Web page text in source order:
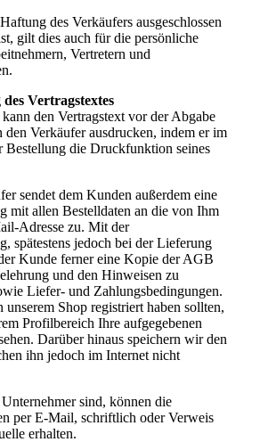
des Verkäufers ausgeschlossen
gilt dies auch für die persönliche
Vertretern und
des Vertragstextes
den Vertragstext vor der Abgabe
den Verkäufer ausdrucken, indem er im
Bestellung die Druckfunktion seines
sendet dem Kunden außerdem eine
mit allen Bestelldaten an die von Ihm
Adresse zu. Mit der
spätestens jedoch bei der Lieferung
Kunde ferner eine Kopie der AGB
und den Hinweisen zu
Liefer- und Zahlungsbedingungen.
unserem Shop registriert haben sollten,
Profilbereich Ihre aufgegebenen
Darüber hinaus speichern wir den
ihn jedoch im Internet nicht
sind, können die
per E-Mail, schriftlich oder Verweis
erhalten.